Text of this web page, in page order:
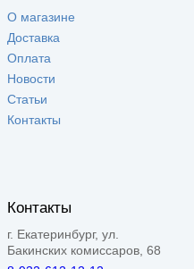
О магазине
Доставка
Оплата
Новости
Статьи
Контакты
Контакты
г. Екатеринбург, ул.
Бакинских комиссаров, 68